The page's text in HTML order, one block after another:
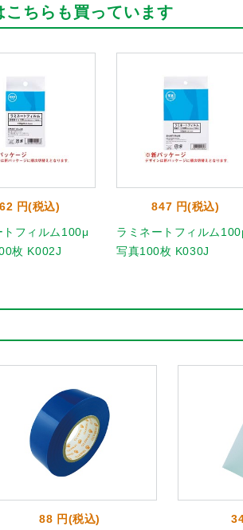
ちらも買っています
円(税込)
トフィルム100μ
枚 K002J
847 円(税込)
ラミネートフィルム
写真100枚 K030J
88 円(税込)